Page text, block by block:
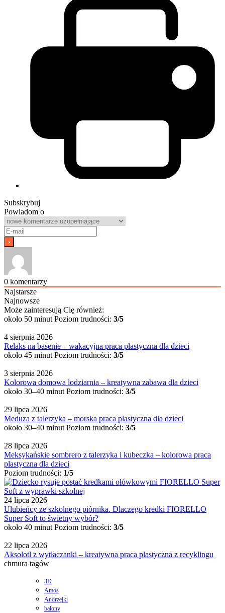
Subskrybuj
Powiadom o
0 komentarzy
Najstarsze
Najnowsze
Może zainteresują Cię również:
około 50 minut Poziom trudności: 3/5
4 sierpnia 2026
Relaks na basenie – wakacyjna praca plastyczna dla dzieci
około 45 minut Poziom trudności: 3/5
3 sierpnia 2026
Kolorowa domowa lodziarnia – kreatywna zabawa dla dzieci
około 30–40 minut Poziom trudności: 3/5
29 lipca 2026
Meduza z talerzyka – morska praca plastyczna dla dzieci
około 30–40 minut Poziom trudności: 3/5
28 lipca 2026
Meksykańskie sombrero z talerzyka i kubeczka – kolorowa praca
plastyczna dla dzieci
Poziom trudności: 1/5
24 lipca 2026
Ulubieńcy ze szkolnego piórnika. Dlaczego kredki FIORELLO
Super Soft to świetny wybór?
około 40 minut Poziom trudności: 3/5
22 lipca 2026
Aksolotl z wytłaczanki – kreatywna praca plastyczna z recyklingu
chmura tagów
3D
Amos
Andrzejki
balony